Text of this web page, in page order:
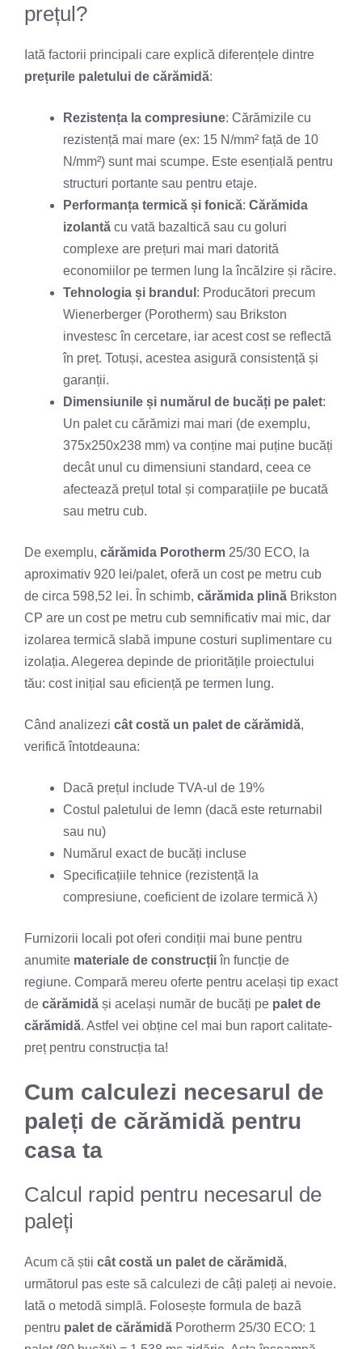
prețul?
Iată factorii principali care explică diferențele dintre
prețurile paletului de cărămidă:
Rezistența la compresiune: Cărămizile cu
rezistență mai mare (ex: 15 N/mm² față de 10
N/mm²) sunt mai scumpe. Este esențială pentru
structuri portante sau pentru etaje.
Performanța termică și fonică: Cărămida
izolantă cu vată bazaltică sau cu goluri
complexe are prețuri mai mari datorită
economiilor pe termen lung la încălzire și răcire.
Tehnologia și brandul : Producători precum
Wienerberger (Porotherm) sau Brikston
investesc în cercetare, iar acest cost se reflectă
în preț. Totuși, acestea asigură consistență și
garanții.
Dimensiunile și numărul de bucăți pe palet:
Un palet cu cărămizi mai mari (de exemplu,
375x250x238 mm) va conține mai puține bucăți
decât unul cu dimensiuni standard, ceea ce
afectează prețul total și comparațiile pe bucată
sau metru cub.
De exemplu, cărămida Porotherm 25/30 ECO, la
aproximativ 920 lei/palet, oferă un cost pe metru cub
de circa 598,52 lei. În schimb, cărămida plină Brikston
CP are un cost pe metru cub semnificativ mai mic, dar
izolarea termică slabă impune costuri suplimentare cu
izolația. Alegerea depinde de prioritățile proiectului
tău: cost inițial sau eficiență pe termen lung.
Când analizezi cât costă un palet de cărămidă,
verifică întotdeauna:
Dacă prețul include TVA-ul de 19%
Costul paletului de lemn (dacă este returnabil
sau nu)
Numărul exact de bucăți incluse
Specificațiile tehnice (rezistență la
compresiune, coeficient de izolare termică λ)
Furnizorii locali pot oferi condiții mai bune pentru
anumite materiale de construcțiiîn funcție de
regiune. Compară mereu oferte pentru același tip exact
de cărămidă și același număr de bucăți pe palet de
cărămidă. Astfel vei obține cel mai bun raport calitate-
preț pentru construcția ta!
Cum calculezi necesarul de
paleți de cărămidă pentru
casa ta
Calcul rapid pentru necesarul de
paleți
Acum că știi cât costă un palet de cărămidă,
următorul pas este să calculezi de câți paleți ai nevoie.
Iată o metodă simplă. Folosește formula de bază
pentru palet de cărămidă Porotherm 25/30 ECO: 1